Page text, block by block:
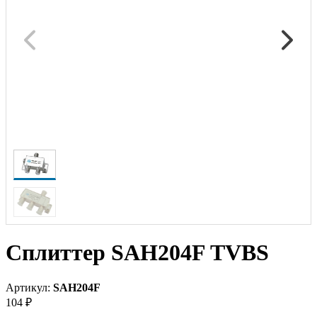
Сплиттер SAH204F TVBS
Артикул: SAH204F
104 ₽